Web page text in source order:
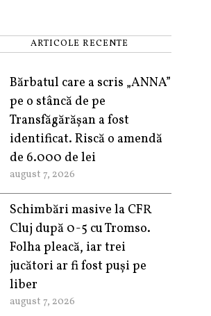
ARTICOLE RECENTE
Bărbatul care a scris „ANNA”
pe o stâncă de pe
Transfăgărășan a fost
identificat. Riscă o amendă
de 6.000 de lei
august 7, 2026
Schimbări masive la CFR
Cluj după 0-5 cu Tromso.
Folha pleacă, iar trei
jucători ar fi fost puși pe
liber
august 7, 2026